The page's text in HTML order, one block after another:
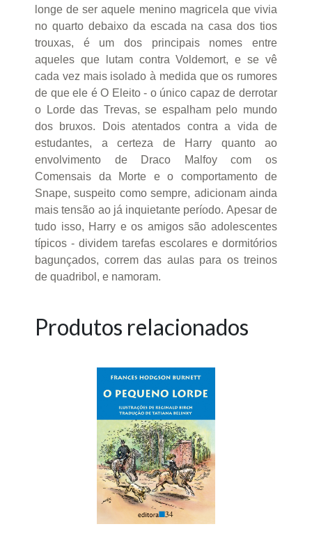
longe de ser aquele menino magricela que vivia
no quarto debaixo da escada na casa dos tios
trouxas, é um dos principais nomes entre
aqueles que lutam contra Voldemort, e se vê
cada vez mais isolado à medida que os rumores
de que ele é O Eleito - o único capaz de derrotar
o Lorde das Trevas, se espalham pelo mundo
dos bruxos. Dois atentados contra a vida de
estudantes, a certeza de Harry quanto ao
envolvimento de Draco Malfoy com os
Comensais da Morte e o comportamento de
Snape, suspeito como sempre, adicionam ainda
mais tensão ao já inquietante período. Apesar de
tudo isso, Harry e os amigos são adolescentes
típicos - dividem tarefas escolares e dormitórios
bagunçados, correm das aulas para os treinos
de quadribol, e namoram.
Produtos relacionados